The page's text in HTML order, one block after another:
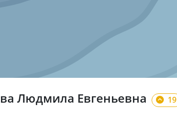
Людмила Евгеньевна 19